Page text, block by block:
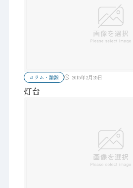
コラム・論説 2015年2月25日
灯台